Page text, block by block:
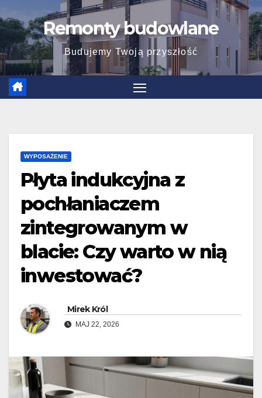
to
content
Remonty budowlane
Budujemy Twoją przyszłość
WYPOSAŻENIE
Płyta indukcyjna z
pochłaniaczem
zintegrowanym w
blacie: Czy warto w nią
inwestować?
Mirek Król
MAJ 22, 2026